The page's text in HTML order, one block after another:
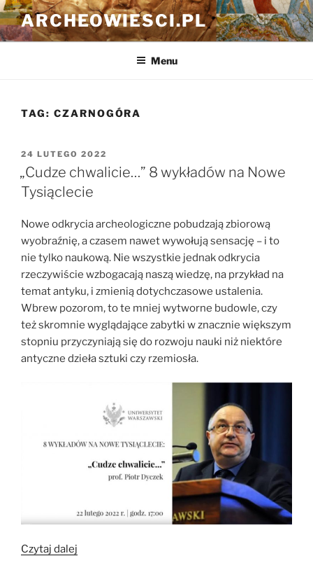
Przejdź
do
treści
ARCHEOWIESCI.PL
Menu
TAG: CZARNOGÓRA
OPUBLIKOWANE
W
24 LUTEGO 2022
„Cudze chwalicie…” 8 wykładów na Nowe
Tysiąclecie
Nowe odkrycia archeologiczne pobudzają zbiorową
wyobraźnię, a czasem nawet wywołują sensację – i to
nie tylko naukową. Nie wszystkie jednak odkrycia
rzeczywiście wzbogacają naszą wiedzę, na przykład na
temat antyku, i zmienią dotychczasowe ustalenia.
Wbrew pozorom, to te mniej wytworne budowle, czy
też skromnie wyglądające zabytki w znacznie większym
stopniu przyczyniają się do rozwoju nauki niż niektóre
antyczne dzieła sztuki czy rzemiosła.
Czytaj dalej